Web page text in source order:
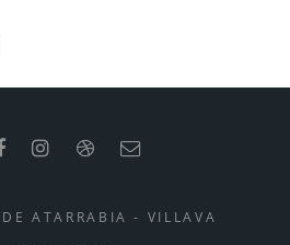
ATARRABIA - VILLAVA